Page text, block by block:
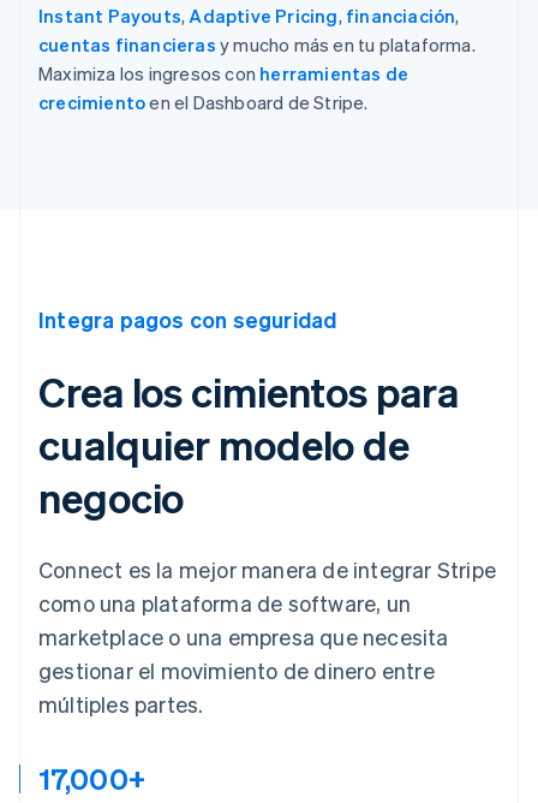
Instant Payouts, Adaptive Pricing, financiación,
cuentas financieras y mucho más en tu plataforma.
Maximiza los ingresos con herramientas de
crecimientoen el Dashboard de Stripe.
Integra pagos con seguridad
Crea los cimientos para
cualquier modelo de
negocio
Connect es la mejor manera de integrar Stripe
como una plataforma de software, un
marketplace o una empresa que necesita
gestionar el movimiento de dinero entre
múltiples partes.
17,000+